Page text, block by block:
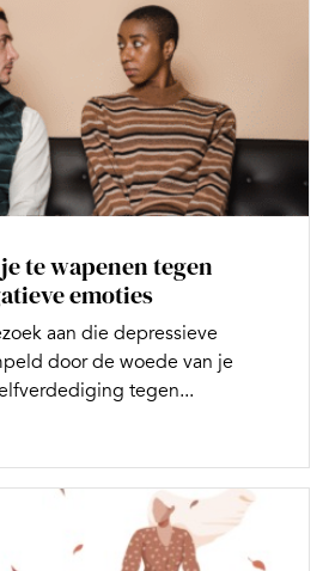
te wapenen tegen
emoties
aan die depressieve
door de woede van je
tegen...